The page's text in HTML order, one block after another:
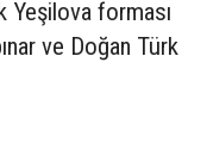
Yeşilova forması
ve Doğan Türk